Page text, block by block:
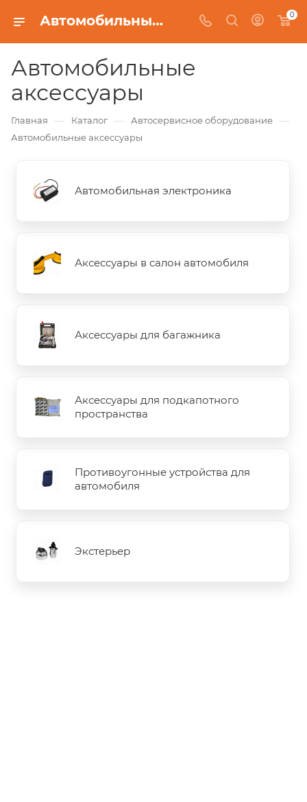
Автомобильные аксессуары 0
Автомобильные
аксессуары
Главная — Каталог — Автосервисное оборудование —
Автомобильные аксессуары
Автомобильная электроника
Аксессуары в салон автомобиля
Аксессуары для багажника
Аксессуары для подкапотного
пространства
Противоугонные устройства для
автомобиля
Экстерьер